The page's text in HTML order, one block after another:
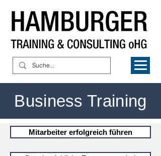
Business Training
Mitarbeiter erfolgreich führen